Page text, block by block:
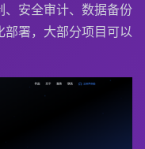
、安全审计、数据备份
署，大部分项目可以